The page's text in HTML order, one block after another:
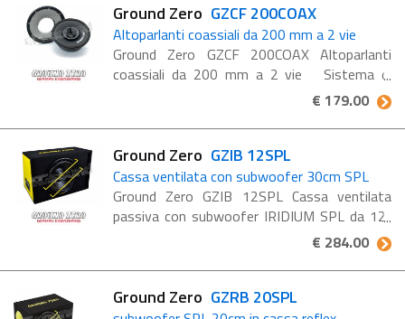
Ground Zero GZCF 200COAX
Altoparlanti coassiali da 200 mm a 2 vie
Ground Zero GZCF 200COAX Altoparlanti
coassiali da 200 mm a 2 vie Sistema di
altoparlanti coassiali a 2 vie da 200 mm con
cono in carta e tweeter a tromba da 44,5
mm. Caratteristiche ...
€ 179.00
Ground Zero GZIB 12SPL
Cassa ventilata con subwoofer 30cm SPL
Ground Zero GZIB 12SPL Cassa ventilata
passiva con subwoofer IRIDIUM SPL da 12″
con porta frontale Custodia caricata con
subwoofer SPL ventilato da 30 cm / 12"
Subwoofer GZIW ...
€ 284.00
Ground Zero GZRB 20SPL